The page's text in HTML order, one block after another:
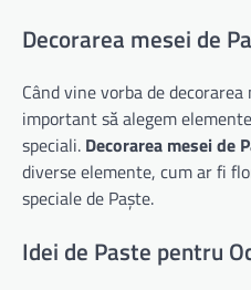
Decorarea mesei de
Când vine vorba de
important să alegem
speciali. Decorarea mesei de
diverse elemente, cum ar fi
speciale de Paște.
Idei de Paste pentru